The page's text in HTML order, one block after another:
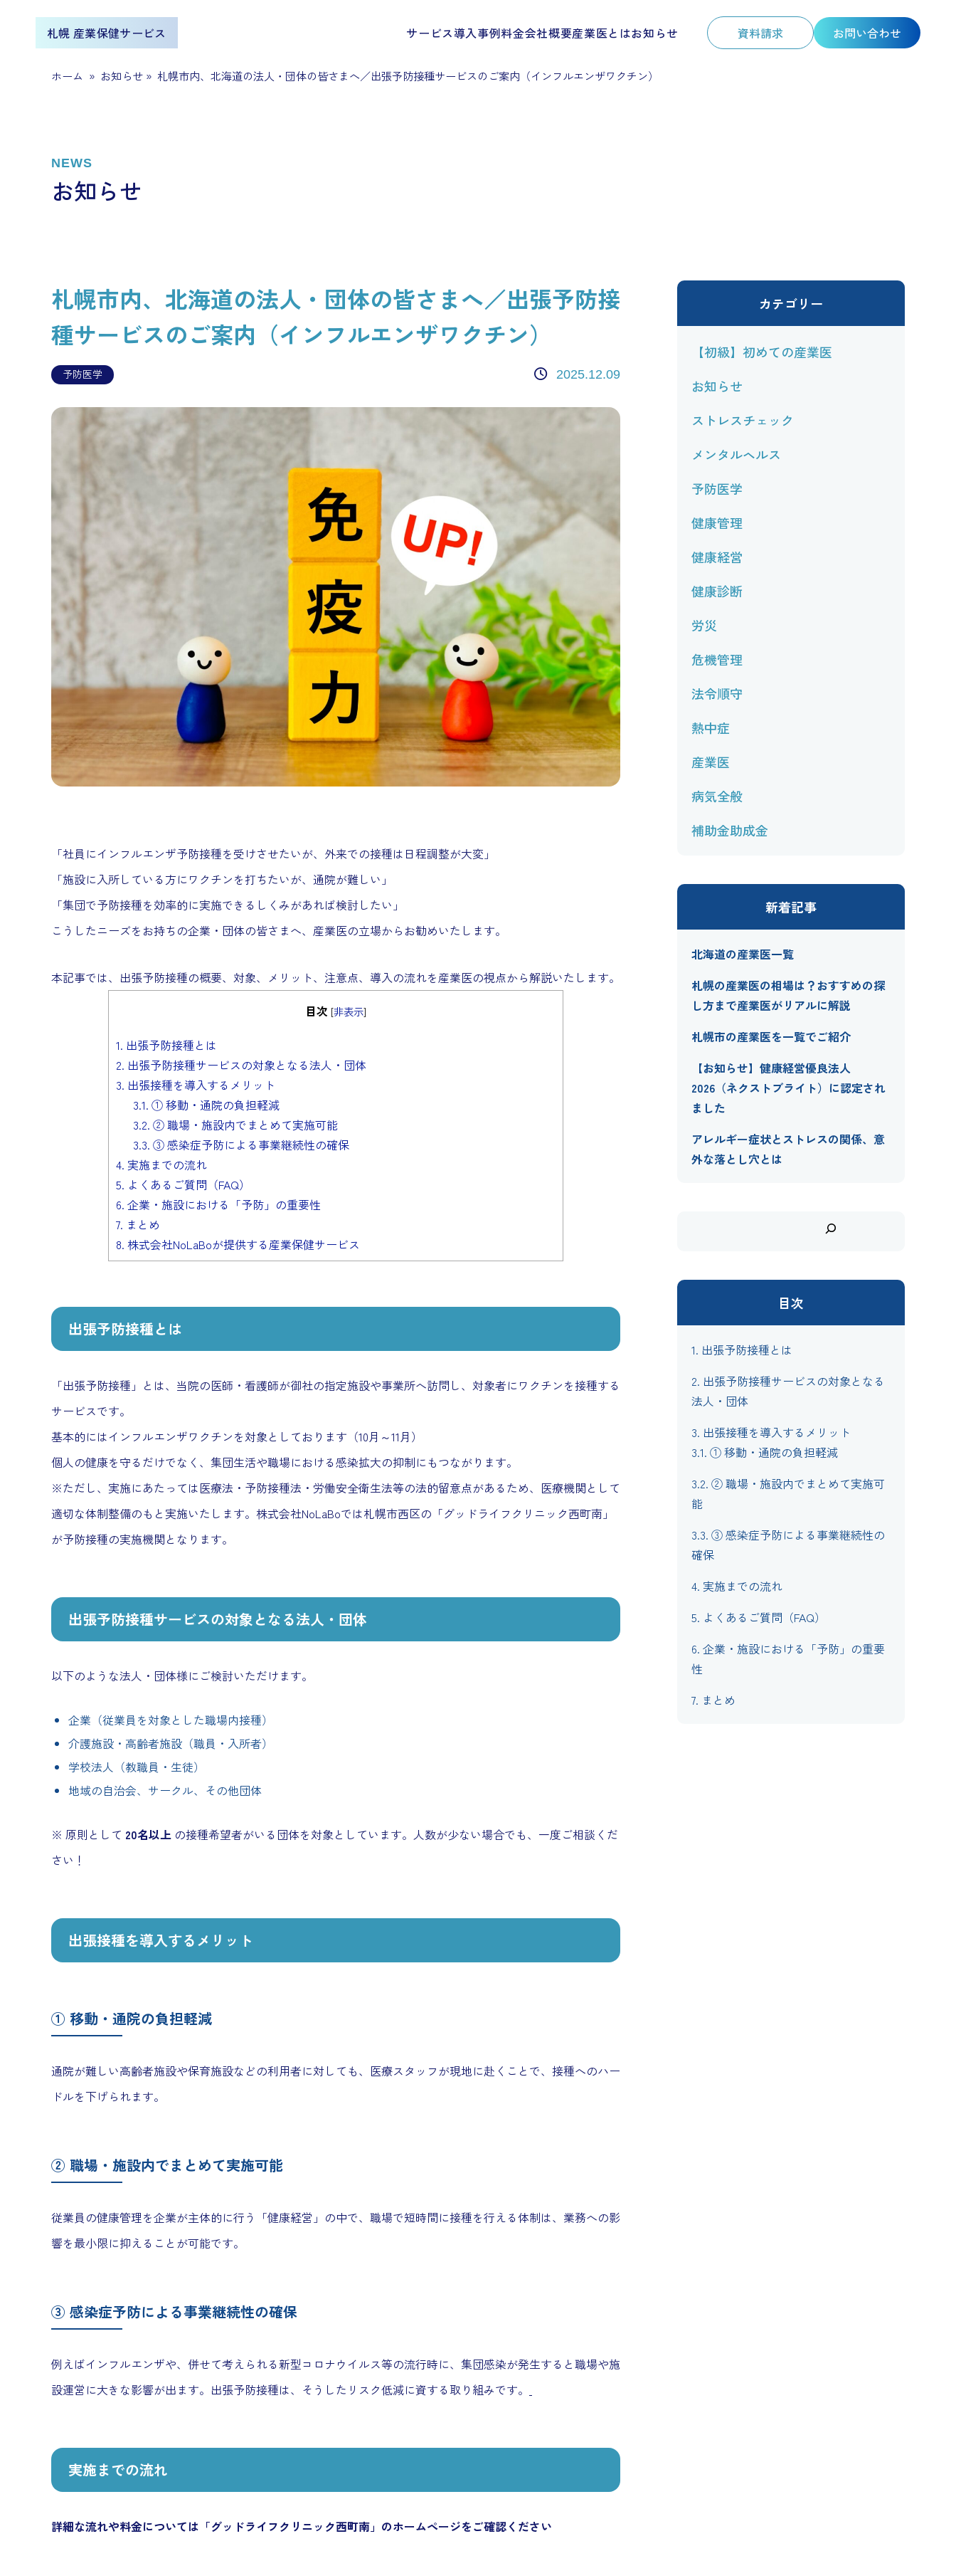
札幌 産業保健サービス サービス導入事例料金会社概要産業医とはお知らせ 資料請求 お問い合わせ
ホーム » お知らせ » 札幌市内、北海道の法人・団体の皆さまへ／出張予防接種サービスのご案内（インフルエンザワクチン）
NEWS
お知らせ
札幌市内、北海道の法人・団体の皆さまへ／出張予防接
種サービスのご案内（インフルエンザワクチン）
予防医学 2025.12.09
「社員にインフルエンザ予防接種を受けさせたいが、外来での接種は日程調整が大変」
「施設に入所している方にワクチンを打ちたいが、通院が難しい」
「集団で予防接種を効率的に実施できるしくみがあれば検討したい」
こうしたニーズをお持ちの企業・団体の皆さまへ、産業医の立場からお勧めいたします。
本記事では、出張予防接種の概要、対象、メリット、注意点、導入の流れを産業医の視点から解説いたします。
目次 [非表示]
1. 出張予防接種とは
2. 出張予防接種サービスの対象となる法人・団体
3. 出張接種を導入するメリット
3.1. ① 移動・通院の負担軽減
3.2. ② 職場・施設内でまとめて実施可能
3.3. ③ 感染症予防による事業継続性の確保
4. 実施までの流れ
5. よくあるご質問（FAQ）
6. 企業・施設における「予防」の重要性
7. まとめ
8. 株式会社NoLaBoが提供する産業保健サービス
出張予防接種とは
「出張予防接種」とは、当院の医師・看護師が御社の指定施設や事業所へ訪問し、対象者にワクチンを接種する
サービスです。
基本的にはインフルエンザワクチンを対象としております（10月～11月）
個人の健康を守るだけでなく、集団生活や職場における感染拡大の抑制にもつながります。
※ただし、実施にあたっては医療法・予防接種法・労働安全衛生法等の法的留意点があるため、医療機関として
適切な体制整備のもと実施いたします。株式会社NoLaBoでは札幌市西区の「グッドライフクリニック西町南」
が予防接種の実施機関となります。
出張予防接種サービスの対象となる法人・団体
以下のような法人・団体様にご検討いただけます。
企業（従業員を対象とした職場内接種）
介護施設・高齢者施設（職員・入所者）
学校法人（教職員・生徒）
地域の自治会、サークル、その他団体
※ 原則として 20名以上 の接種希望者がいる団体を対象としています。人数が少ない場合でも、一度ご相談くだ
さい！
出張接種を導入するメリット
① 移動・通院の負担軽減
通院が難しい高齢者施設や保育施設などの利用者に対しても、医療スタッフが現地に赴くことで、接種へのハー
ドルを下げられます。
② 職場・施設内でまとめて実施可能
従業員の健康管理を企業が主体的に行う「健康経営」の中で、職場で短時間に接種を行える体制は、業務への影
響を最小限に抑えることが可能です。
③ 感染症予防による事業継続性の確保
例えばインフルエンザや、併せて考えられる新型コロナウイルス等の流行時に、集団感染が発生すると職場や施
設運営に大きな影響が出ます。出張予防接種は、そうしたリスク低減に資する取り組みです。
実施までの流れ
詳細な流れや料金については「グッドライフクリニック西町南」のホームページをご確認ください
カテゴリー
【初級】初めての産業医
お知らせ
ストレスチェック
メンタルヘルス
予防医学
健康管理
健康経営
健康診断
労災
危機管理
法令順守
熱中症
産業医
病気全般
補助金助成金
新着記事
北海道の産業医一覧
札幌の産業医の相場は？おすすめの探
し方まで産業医がリアルに解説
札幌市の産業医を一覧でご紹介
【お知らせ】健康経営優良法人
2026（ネクストブライト）に認定され
ました
アレルギー症状とストレスの関係、意
外な落とし穴とは
目次
1. 出張予防接種とは
2. 出張予防接種サービスの対象となる
法人・団体
3. 出張接種を導入するメリット
3.1. ① 移動・通院の負担軽減
3.2. ② 職場・施設内でまとめて実施可
能
3.3. ③ 感染症予防による事業継続性の
確保
4. 実施までの流れ
5. よくあるご質問（FAQ）
6. 企業・施設における「予防」の重要
性
7. まとめ